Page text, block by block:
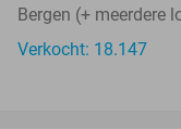
Bergen (+ meerdere
Verkocht: 18.147